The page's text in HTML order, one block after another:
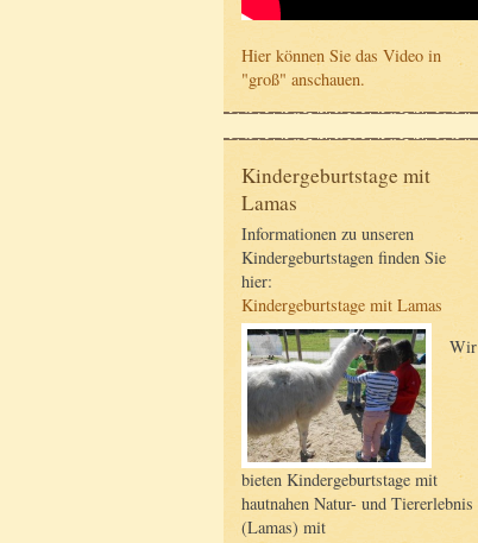
Hier können Sie das Video in
"groß" anschauen.
Kindergeburtstage mit
Lamas
Informationen zu unseren
Kindergeburtstagen finden Sie
hier:
Kindergeburtstage mit Lamas
Wir
bieten Kindergeburtstage mit
hautnahen Natur- und Tiererlebnis
(Lamas) mit